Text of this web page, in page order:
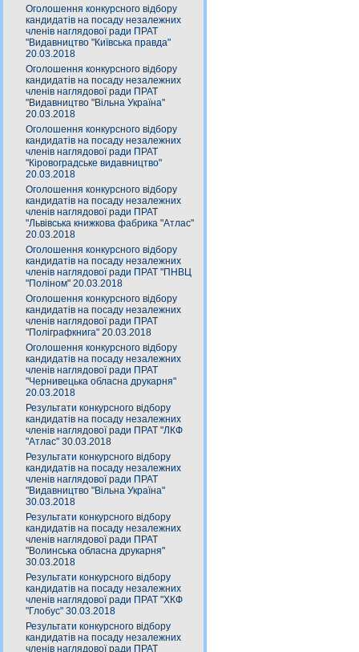
Оголошення конкурсного відбору
кандидатів на посаду незалежних
членів наглядової ради ПРАТ
"Видавництво "Київська правда"
20.03.2018
Оголошення конкурсного відбору
кандидатів на посаду незалежних
членів наглядової ради ПРАТ
"Видавництво "Вільна Україна"
20.03.2018
Оголошення конкурсного відбору
кандидатів на посаду незалежних
членів наглядової ради ПРАТ
"Кіровоградське видавництво"
20.03.2018
Оголошення конкурсного відбору
кандидатів на посаду незалежних
членів наглядової ради ПРАТ
"Львівська книжкова фабрика "Атлас"
20.03.2018
Оголошення конкурсного відбору
кандидатів на посаду незалежних
членів наглядової ради ПРАТ "ПНВЦ
"Поліном" 20.03.2018
Оголошення конкурсного відбору
кандидатів на посаду незалежних
членів наглядової ради ПРАТ
"Поліграфкнига" 20.03.2018
Оголошення конкурсного відбору
кандидатів на посаду незалежних
членів наглядової ради ПРАТ
"Чернивецька обласна друкарня"
20.03.2018
Результати конкурсного відбору
кандидатів на посаду незалежних
членів наглядової ради ПРАТ "ЛКФ
"Атлас" 30.03.2018
Результати конкурсного відбору
кандидатів на посаду незалежних
членів наглядової ради ПРАТ
"Видавництво "Вільна Україна"
30.03.2018
Результати конкурсного відбору
кандидатів на посаду незалежних
членів наглядової ради ПРАТ
"Волинська обласна друкарня"
30.03.2018
Результати конкурсного відбору
кандидатів на посаду незалежних
членів наглядової ради ПРАТ "ХКФ
"Глобус" 30.03.2018
Результати конкурсного відбору
кандидатів на посаду незалежних
членів наглядової ради ПРАТ